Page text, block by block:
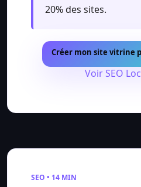
20% des sites.
Créer mon site vitrine
Voir SEO
SEO • 14 MIN